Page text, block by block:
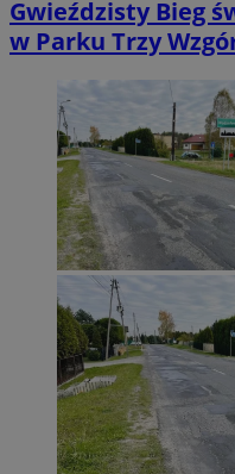
Gwieździsty Bieg
w Parku Trzy